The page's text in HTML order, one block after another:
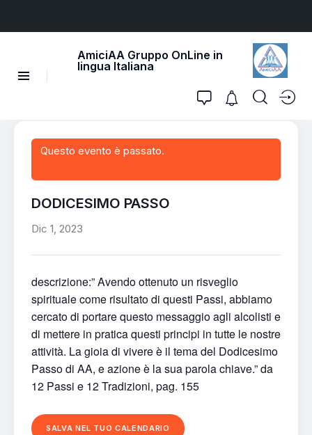
AmiciAA Gruppo OnLine in
lingua Italiana
Questo evento è passato.
DODICESIMO PASSO
Dic 1, 2023
descrizione:” Avendo ottenuto un risveglio
spirituale come risultato di questi Passi, abbiamo
cercato di portare questo messaggio agli alcolisti e
di mettere in pratica questi principi in tutte le nostre
attività. La gioia di vivere è il tema del Dodicesimo
Passo di AA, e azione è la sua parola chiave.” da
12 Passi e 12 Tradizioni, pag. 155
SALVA NEL TUO CALENDARIO